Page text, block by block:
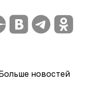
новостей